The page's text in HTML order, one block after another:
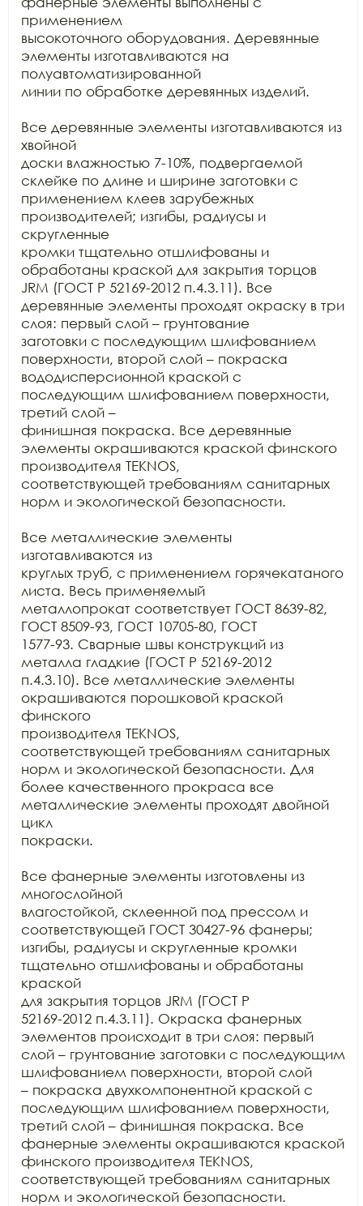
применением
высокоточного оборудования. Деревянные
элементы изготавливаются на
полуавтоматизированной
линии по обработке деревянных изделий.
Все деревянные элементы изготавливаются из
хвойной
доски влажностью 7-10%, подвергаемой
склейке по длине и ширине заготовки с
применением клеев зарубежных
производителей; изгибы, радиусы и
скругленные
кромки тщательно отшлифованы и
обработаны краской для закрытия торцов
JRM (ГОСТ Р 52169-2012 п.4.3.11). Все
деревянные элементы проходят окраску в три
слоя: первый слой – грунтование
заготовки с последующим шлифованием
поверхности, второй слой – покраска
вододисперсионной краской с
последующим шлифованием поверхности,
третий слой –
финишная покраска. Все деревянные
элементы окрашиваются краской финского
производителя TEKNOS,
соответствующей требованиям санитарных
норм и экологической безопасности.
Все металлические элементы
изготавливаются из
круглых труб, с применением горячекатаного
листа. Весь применяемый
металлопрокат соответствует ГОСТ 8639-82,
ГОСТ 8509-93, ГОСТ 10705-80, ГОСТ
1577-93. Сварные швы конструкций из
металла гладкие (ГОСТ Р 52169-2012
п.4.3.10). Все металлические элементы
окрашиваются порошковой краской
финского
производителя TEKNOS,
соответствующей требованиям санитарных
норм и экологической безопасности. Для
более качественного прокраса все
металлические элементы проходят двойной
цикл
покраски.
Все фанерные элементы изготовлены из
многослойной
влагостойкой, склеенной под прессом и
соответствующей ГОСТ 30427-96 фанеры;
изгибы, радиусы и скругленные кромки
тщательно отшлифованы и обработаны
краской
для закрытия торцов JRM (ГОСТ Р
52169-2012 п.4.3.11). Окраска фанерных
элементов происходит в три слоя: первый
слой – грунтование заготовки с последующим
шлифованием поверхности, второй слой
– покраска двухкомпонентной краской с
последующим шлифованием поверхности,
третий слой – финишная покраска. Все
фанерные элементы окрашиваются краской
финского производителя TEKNOS,
соответствующей требованиям санитарных
норм и экологической безопасности.